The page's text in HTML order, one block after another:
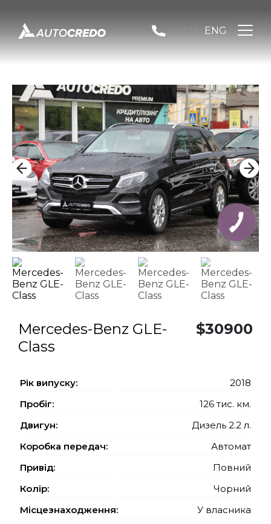
ENG
Mercedes-Benz GLE-
Class
$30900
Рiк випуску:
2018
Пробіг:
126 тис. км.
Двигун:
Дизель 2.2 л.
Коробка передач:
Автомат
Привід:
Повний
Колір:
Чорний
Місцезнаходження:
У власника